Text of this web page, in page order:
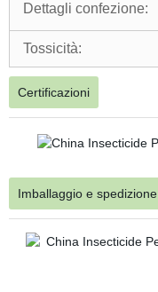
Dettagli confezione:
Tossicità:
Certificazioni
Imballaggio e spedizione